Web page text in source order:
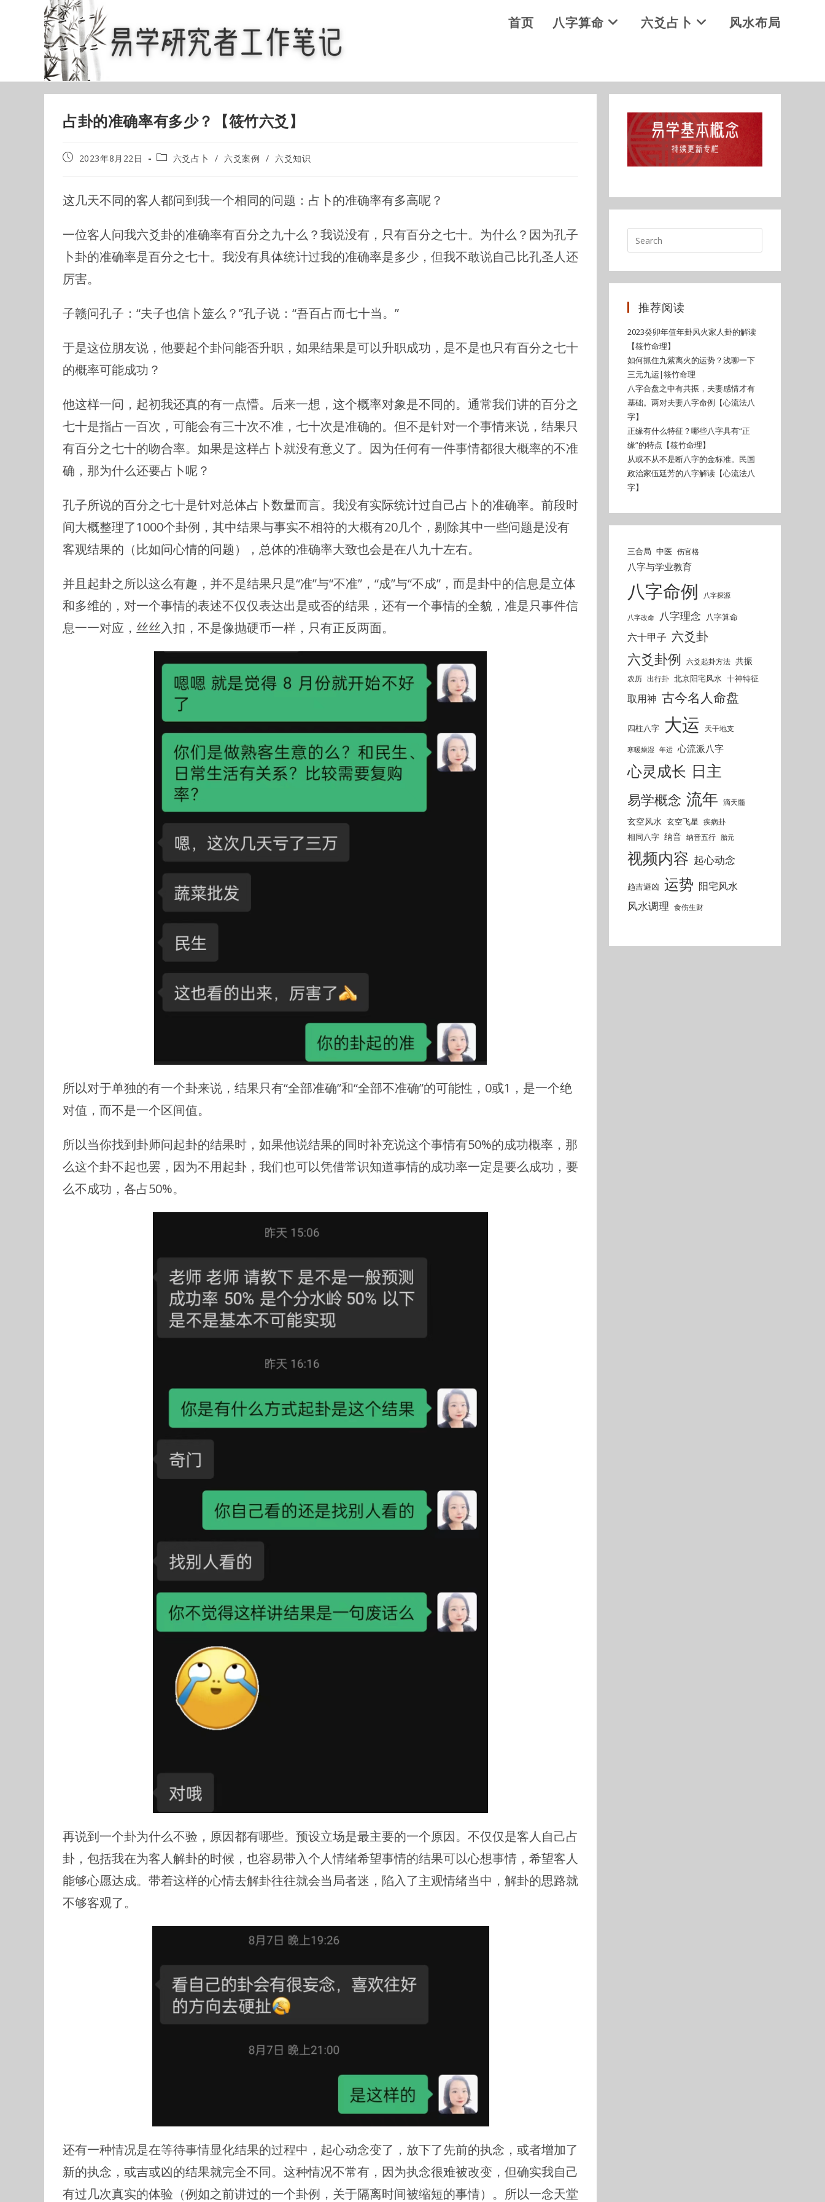
首页 八字算命 六爻占卜 风水布局
占卦的准确率有多少？【筱竹六爻】
Post2023年8月22日
Post六爻占卜 / 六爻案例 / 六爻知识
这几天不同的客人都问到我一个相同的问题：占卜的准确率有多高呢？
一位客人问我六爻卦的准确率有百分之九十么？我说没有，只有百分之七十。为什么？因为孔子
卜卦的准确率是百分之七十。我没有具体统计过我的准确率是多少，但我不敢说自己比孔圣人还
厉害。
子赣问孔子：“夫子也信卜筮么？”孔子说：“吾百占而七十当。”
于是这位朋友说，他要起个卦问能否升职，如果结果是可以升职成功，是不是也只有百分之七十
的概率可能成功？
他这样一问，起初我还真的有一点懵。后来一想，这个概率对象是不同的。通常我们讲的百分之
七十是指占一百次，可能会有三十次不准，七十次是准确的。但不是针对一个事情来说，结果只
有百分之七十的吻合率。如果是这样占卜就没有意义了。因为任何有一件事情都很大概率的不准
确，那为什么还要占卜呢？
孔子所说的百分之七十是针对总体占卜数量而言。我没有实际统计过自己占卜的准确率。前段时
间大概整理了1000个卦例，其中结果与事实不相符的大概有20几个，剔除其中一些问题是没有
客观结果的（比如问心情的问题），总体的准确率大致也会是在八九十左右。
并且起卦之所以这么有趣，并不是结果只是“准”与“不准”，“成”与“不成”，而是卦中的信息是立体
和多维的，对一个事情的表述不仅仅表达出是或否的结果，还有一个事情的全貌，准是只事件信
息一一对应，丝丝入扣，不是像抛硬币一样，只有正反两面。
所以对于单独的有一个卦来说，结果只有“全部准确”和“全部不准确”的可能性，0或1，是一个绝
对值，而不是一个区间值。
所以当你找到卦师问起卦的结果时，如果他说结果的同时补充说这个事情有50%的成功概率，那
么这个卦不起也罢，因为不用起卦，我们也可以凭借常识知道事情的成功率一定是要么成功，要
么不成功，各占50%。
再说到一个卦为什么不验，原因都有哪些。预设立场是最主要的一个原因。不仅仅是客人自己占
卦，包括我在为客人解卦的时候，也容易带入个人情绪希望事情的结果可以心想事情，希望客人
能够心愿达成。带着这样的心情去解卦往往就会当局者迷，陷入了主观情绪当中，解卦的思路就
不够客观了。
还有一种情况是在等待事情显化结果的过程中，起心动念变了，放下了先前的执念，或者增加了
新的执念，或吉或凶的结果就完全不同。这种情况不常有，因为执念很难被改变，但确实我自己
有过几次真实的体验（例如之前讲过的一个卦例，关于隔离时间被缩短的事情）。所以一念天堂
推荐阅读
2023癸卯年值年卦风火家人卦的解读
【筱竹命理】
如何抓住九紫离火的运势？浅聊一下
三元九运|筱竹命理
八字合盘之中有共振，夫妻感情才有
基础。两对夫妻八字命例【心流法八
字】
正缘有什么特征？哪些八字具有“正
缘”的特点【筱竹命理】
从或不从不是断八字的金标准。民国
政治家伍廷芳的八字解读【心流法八
字】
三合局 中医 伤官格
八字与学业教育
八字命例 八字探源
八字改命 八字理念 八字算命
六十甲子 六爻卦
六爻卦例 六爻起卦方法 共振
农历 出行卦 北京阳宅风水 十神特征
取用神 古今名人命盘
四柱八字 大运 天干地支
寒暖燥湿 年运 心流派八字
心灵成长 日主
易学概念 流年 滴天髓
玄空风水 玄空飞星 疾病卦
相同八字 纳音 纳音五行 胎元
视频内容 起心动念
趋吉避凶 运势 阳宅风水
风水调理 食伤生财